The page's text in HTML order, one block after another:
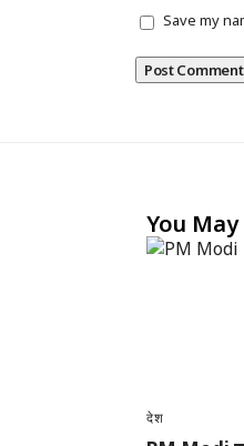
Save my
You
देश